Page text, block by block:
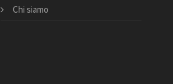
Chi siamo